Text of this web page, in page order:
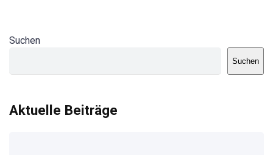
Suchen
Suchen
Aktuelle Beiträge